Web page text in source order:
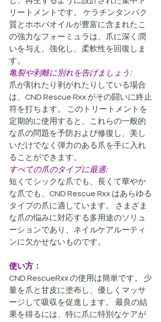
リートメントです。 ケラチンタンパク
質とホホバオイルが豊富に含まれたこ
の強力なフォーミュラは、爪に深く潤
いを与え、強化し、柔軟性を回復しま
す。
亀裂や剥離に別れを告げましょう:
爪が割れたり剥がれたりしている場合
は、CND Rescue Rxx がその闘いに終止
符を打ちます。 このトリートメントを
定期的に使用すると、これらの一般的
な爪の問題を予防および修復し、美し
いだけでなく弾力のある爪を手に入れ
ることができます。
すべての爪のタイプに最適:
短くてシックな爪でも、長くて華やか
な爪でも、CND Rescue Rxx はあらゆる
タイプの爪に適しています。 さまざま
な爪の悩みに対応する多用途のソリュ
ーションであり、ネイルケアルーティ
ンに欠かせないものです。
使い方：
CND RescueRxx の使用は簡単です。 少
量を爪と甘皮に塗布し、優しくマッサ
ージして吸収を促進します。 最良の結
果を得るには、特に爪に特別なケアが